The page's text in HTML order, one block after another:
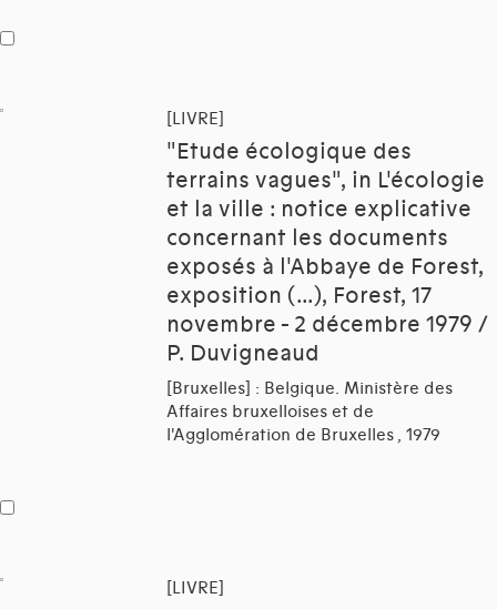
[LIVRE]
"Etude écologique des
terrains vagues", in L'écologie
et la ville : notice explicative
concernant les documents
exposés à l'Abbaye de Forest,
exposition (...), Forest, 17
novembre - 2 décembre 1979 /
P. Duvigneaud
[Bruxelles] : Belgique. Ministère des
Affaires bruxelloises et de
l'Agglomération de Bruxelles , 1979
[LIVRE]